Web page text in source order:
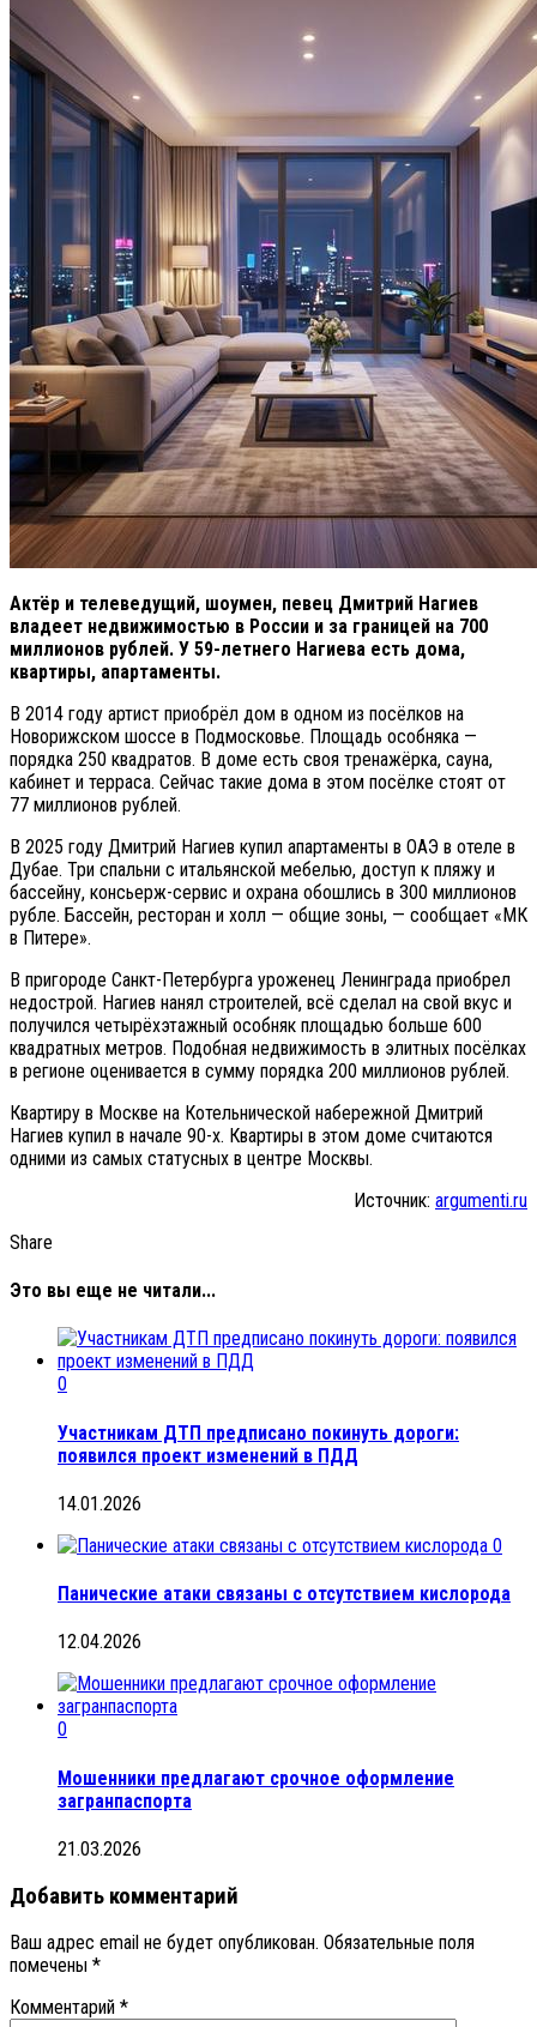
Актёр и телеведущий, шоумен, певец Дмитрий Нагиев
владеет недвижимостью в России и за границей на 700
миллионов рублей. У 59-летнего Нагиева есть дома,
квартиры, апартаменты.
В 2014 году артист приобрёл дом в одном из посёлков на
Новорижском шоссе в Подмосковье. Площадь особняка —
порядка 250 квадратов. В доме есть своя тренажёрка, сауна,
кабинет и терраса. Сейчас такие дома в этом посёлке стоят от
77 миллионов рублей.
В 2025 году Дмитрий Нагиев купил апартаменты в ОАЭ в отеле в
Дубае. Три спальни с итальянской мебелью, доступ к пляжу и
бассейну, консьерж-сервис и охрана обошлись в 300 миллионов
рубле. Бассейн, ресторан и холл — общие зоны, — сообщает «МК
в Питере».
В пригороде Санкт-Петербурга уроженец Ленинграда приобрел
недострой. Нагиев нанял строителей, всё сделал на свой вкус и
получился четырёхэтажный особняк площадью больше 600
квадратных метров. Подобная недвижимость в элитных посёлках
в регионе оценивается в сумму порядка 200 миллионов рублей.
Квартиру в Москве на Котельнической набережной Дмитрий
Нагиев купил в начале 90-х. Квартиры в этом доме считаются
одними из самых статусных в центре Москвы.
Источник: argumenti.ru
Share
Это вы еще не читали...
0
Участникам ДТП предписано покинуть дороги:
появился проект изменений в ПДД
14.01.2026
0
Панические атаки связаны с отсутствием кислорода
12.04.2026
0
Мошенники предлагают срочное оформление
загранпаспорта
21.03.2026
Добавить комментарий
Ваш адрес email не будет опубликован. Обязательные поля
помечены *
Комментарий *